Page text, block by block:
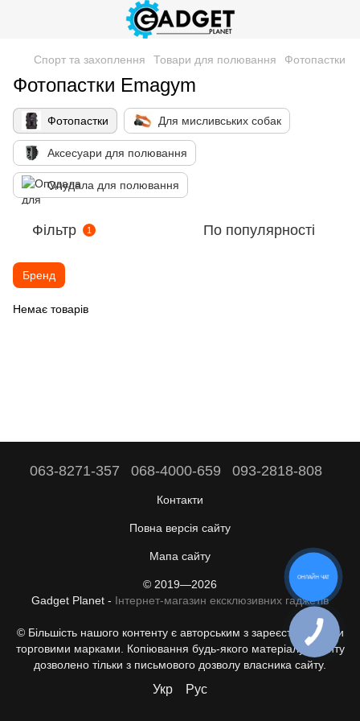
Спорт та захоплення Товари для полювання Фотопастки
Фотопастки Emagym
Фотопастки Для мисливських собак
Аксесуари для полювання
Опудала для полювання
Фільтр 1 По популярності
Бренд
Немає товарів
063-8271-357 068-4000-659 093-2818-808
Контакти
Повна версія сайту
Мапа сайту
© 2019—2026
Gadget Planet - Інтернет-магазин ексклюзивних гаджетів
© Більшість нашого контенту є авторським з зареєстрованими
торговими марками. Копіювання будь-якого матеріалу з сайту
дозволено тільки з письмового дозволу власника сайту.
Укр Рус
ОНЛАЙН ЧАТ